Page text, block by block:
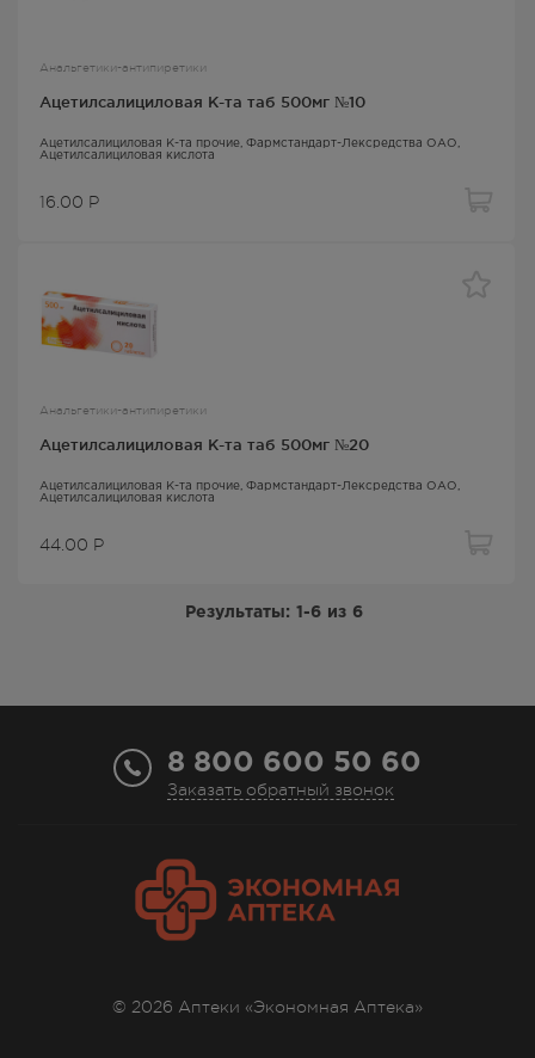
Анальгетики-антипиретики
Ацетилсалициловая К-та таб 500мг №10
Ацетилсалициловая К-та прочие, Фармстандарт-Лексредства ОАО,
Ацетилсалициловая кислота
16.00 Р
Анальгетики-антипиретики
Ацетилсалициловая К-та таб 500мг №20
Ацетилсалициловая К-та прочие, Фармстандарт-Лексредства ОАО,
Ацетилсалициловая кислота
44.00 Р
Результаты: 1-6 из 6
8 800 600 50 60
Заказать обратный звонок
© 2026 Аптеки «Экономная Аптека»